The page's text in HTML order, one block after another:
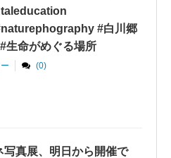
#白川郷
生命がめぐる場所
(0)
写真展、明日から開催で